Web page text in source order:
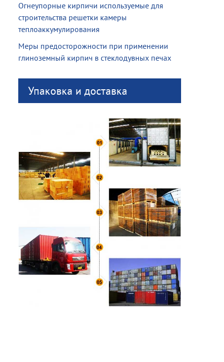
Огнеупорные кирпичи используемые для
строительства решетки камеры
теплоаккумулирования
Меры предосторожности при применении
глиноземный кирпич в стеклодувных печах
Упаковка и доставка